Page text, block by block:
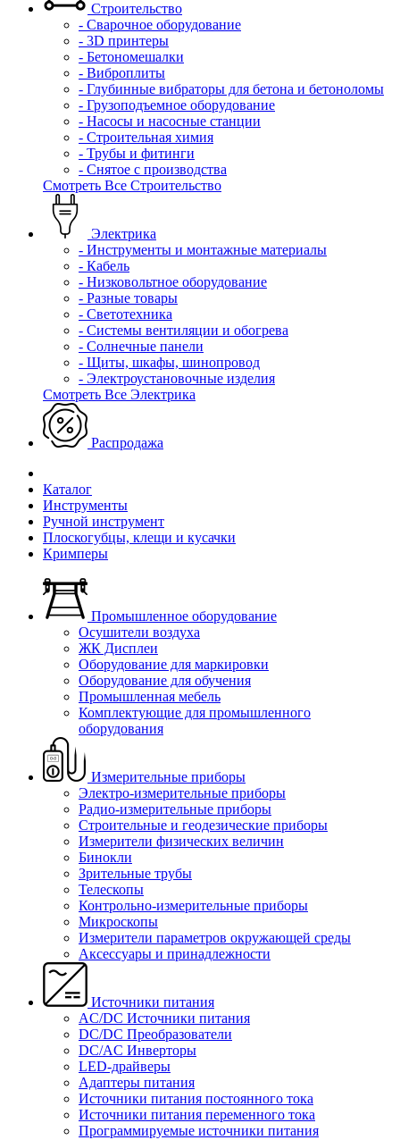
Строительство
- Сварочное оборудование
- 3D принтеры
- Бетономешалки
- Виброплиты
- Глубинные вибраторы для бетона и бетоноломы
- Грузоподъемное оборудование
- Насосы и насосные станции
- Строительная химия
- Трубы и фитинги
- Снятое с производства
Смотреть Все Строительство
Электрика
- Инструменты и монтажные материалы
- Кабель
- Низковольтное оборудование
- Разные товары
- Светотехника
- Системы вентиляции и обогрева
- Солнечные панели
- Щиты, шкафы, шинопровод
- Электроустановочные изделия
Смотреть Все Электрика
Распродажа
Каталог
Инструменты
Ручной инструмент
Плоскогубцы, клещи и кусачки
Кримперы
Промышленное оборудование
Осушители воздуха
ЖК Дисплеи
Оборудование для маркировки
Оборудование для обучения
Промышленная мебель
Комплектующие для промышленного
оборудования
Измерительные приборы
Электро-измерительные приборы
Радио-измерительные приборы
Строительные и геодезические приборы
Измерители физических величин
Бинокли
Зрительные трубы
Телескопы
Контрольно-измерительные приборы
Микроскопы
Измерители параметров окружающей среды
Аксессуары и принадлежности
Источники питания
AC/DC Источники питания
DC/DC Преобразователи
DC/AC Инверторы
LED-драйверы
Адаптеры питания
Источники питания постоянного тока
Источники питания переменного тока
Программируемые источники питания